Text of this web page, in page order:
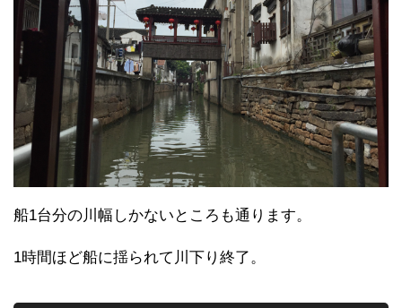
船1台分の川幅しかないところも通ります。
1時間ほど船に揺られて川下り終了。